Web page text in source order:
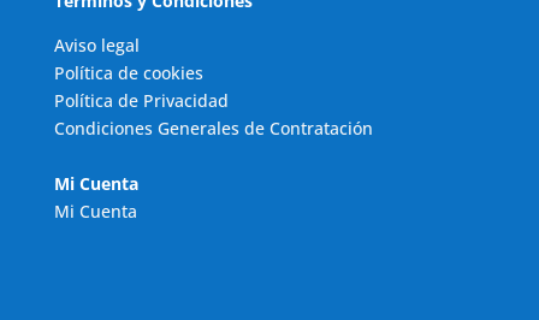
Aviso legal
Política de cookies
Política de Privacidad
Condiciones Generales de Contratación
Mi Cuenta
Mi Cuenta